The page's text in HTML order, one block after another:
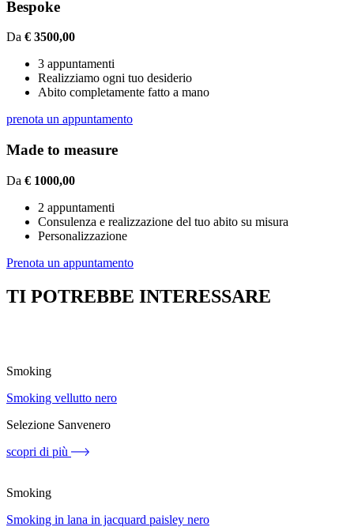
Bespoke
Da € 3500,00
3 appuntamenti
Realizziamo ogni tuo desiderio
Abito completamente fatto a mano
prenota un appuntamento
Made to measure
Da € 1000,00
2 appuntamenti
Consulenza e realizzazione del tuo abito su misura
Personalizzazione
Prenota un appuntamento
TI POTREBBE INTERESSARE
Smoking
Smoking vellutto nero
Selezione Sanvenero
scopri di più
Smoking
Smoking in lana in jacquard paisley nero